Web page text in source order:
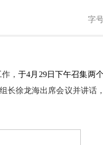
字
作，于4月 29日下午召集两
组长徐龙海出席会议并讲话